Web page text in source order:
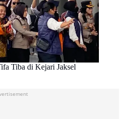
Tiba di Kejari Jaksel